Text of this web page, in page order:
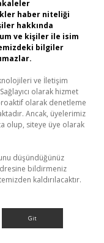
haber niteliği
hakkında
ve kişiler ile isim
bilgiler
ve İletişim
olarak hizmet
olarak denetleme
Ancak, üyelerimiz
olup, siteye üye olarak
düşündüğünüz
bildirmeniz
kaldırılacaktır.